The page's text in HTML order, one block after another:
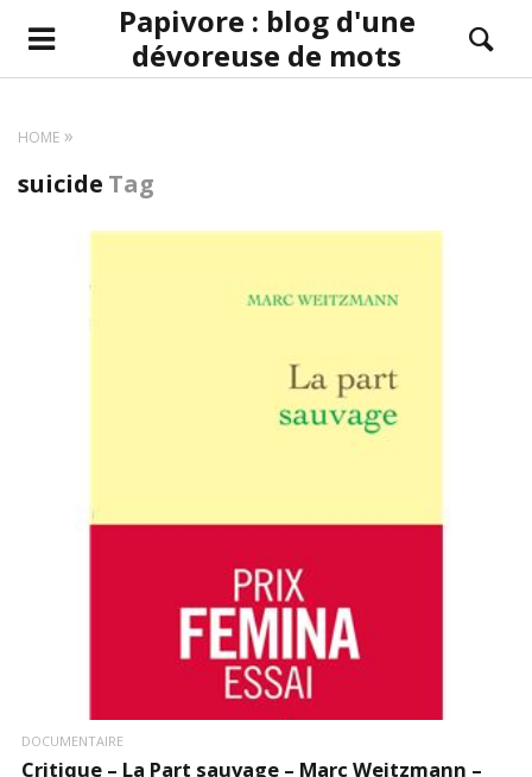
Papivore : blog d'une
dévoreuse de mots
HOME
suicide Tag
DOCUMENTAIRE
Critique – La Part sauvage – Marc Weitzmann –